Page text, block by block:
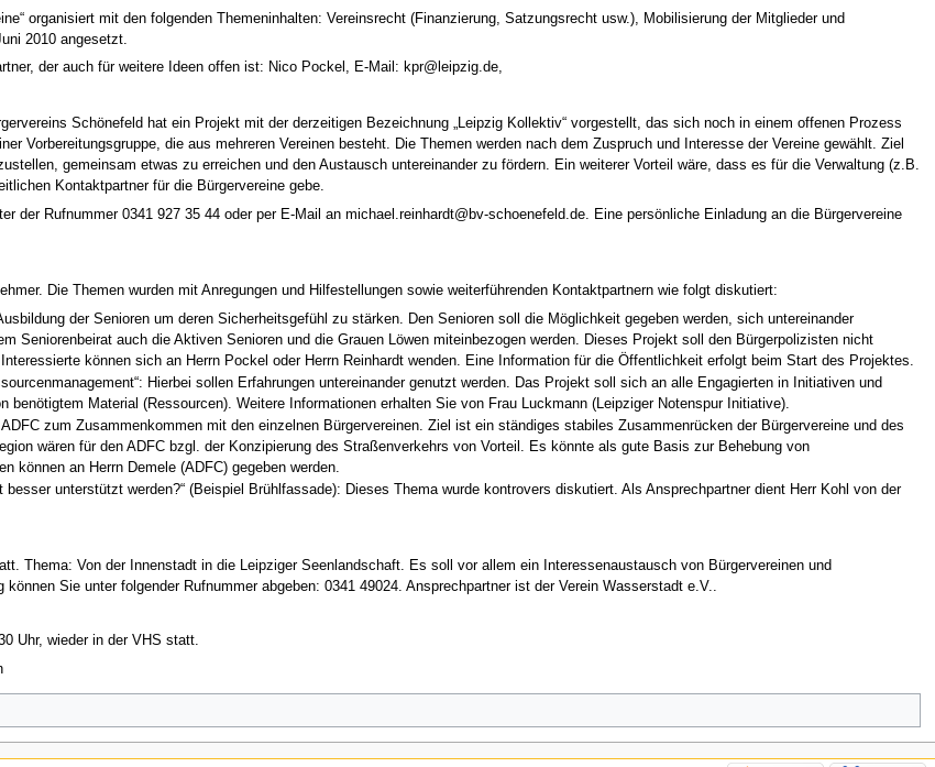
organisiert mit den folgenden Themeninhalten: Vereinsrecht (Finanzierung, Satzungsrecht usw.), Mobilisierung der Mitglieder und
2010 angesetzt.
der auch für weitere Ideen offen ist: Nico Pockel, E-Mail: kpr@leipzig.de,
Schönefeld hat ein Projekt mit der derzeitigen Bezeichnung „Leipzig Kollektiv“ vorgestellt, das sich noch in einem offenen Prozess
Vorbereitungsgruppe, die aus mehreren Vereinen besteht. Die Themen werden nach dem Zuspruch und Interesse der Vereine gewählt. Ziel
gemeinsam etwas zu erreichen und den Austausch untereinander zu fördern. Ein weiterer Vorteil wäre, dass es für die Verwaltung (z.B.
Kontaktpartner für die Bürgervereine gebe.
der Rufnummer 0341 927 35 44 oder per E-Mail an michael.reinhardt@bv-schoenefeld.de. Eine persönliche Einladung an die Bürgervereine
Die Themen wurden mit Anregungen und Hilfestellungen sowie weiterführenden Kontaktpartnern wie folgt diskutiert:
der Senioren um deren Sicherheitsgefühl zu stärken. Den Senioren soll die Möglichkeit gegeben werden, sich untereinander
Seniorenbeirat auch die Aktiven Senioren und die Grauen Löwen miteinbezogen werden. Dieses Projekt soll den Bürgerpolizisten nicht
können sich an Herrn Pockel oder Herrn Reinhardt wenden. Eine Information für die Öffentlichkeit erfolgt beim Start des Projektes.
Hierbei sollen Erfahrungen untereinander genutzt werden. Das Projekt soll sich an alle Engagierten in Initiativen und
Material (Ressourcen). Weitere Informationen erhalten Sie von Frau Luckmann (Leipziger Notenspur Initiative).
ADFC zum Zusammenkommen mit den einzelnen Bürgervereinen. Ziel ist ein ständiges stabiles Zusammenrücken der Bürgervereine und des
wären für den ADFC bzgl. der Konzipierung des Straßenverkehrs von Vorteil. Es könnte als gute Basis zur Behebung von
können an Herrn Demele (ADFC) gegeben werden.
besser unterstützt werden?“ (Beispiel Brühlfassade): Dieses Thema wurde kontrovers diskutiert. Als Ansprechpartner dient Herr Kohl von der
Thema: Von der Innenstadt in die Leipziger Seenlandschaft. Es soll vor allem ein Interessenaustausch von Bürgervereinen und
Sie unter folgender Rufnummer abgeben: 0341 49024. Ansprechpartner ist der Verein Wasserstadt e.V..
Uhr, wieder in der VHS statt.